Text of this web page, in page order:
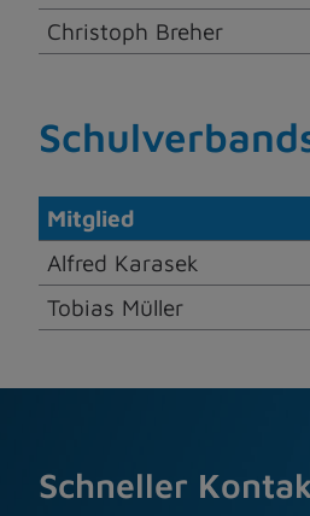
Christoph Breher
Mitglied
Alfred Karasek
Tobias Müller
Schneller